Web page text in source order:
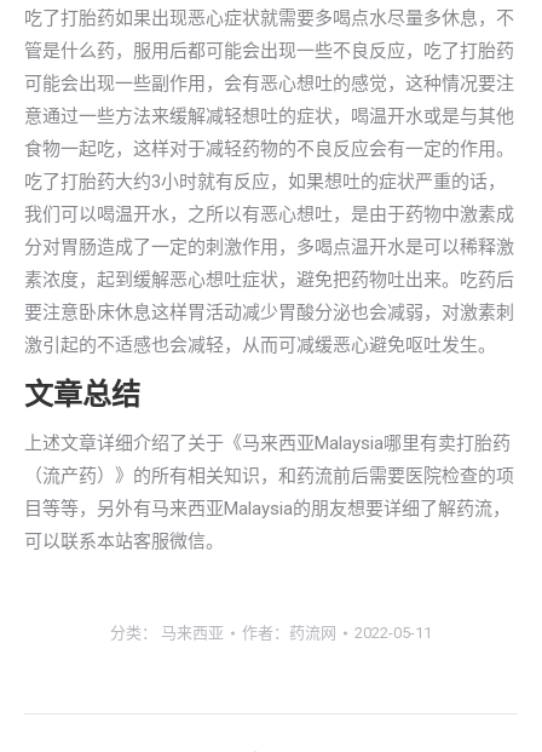
吃了打胎药如果出现恶心症状就需要多喝点水尽量多休息，不
管是什么药，服用后都可能会出现一些不良反应，吃了打胎药
可能会出现一些副作用，会有恶心想吐的感觉，这种情况要注
意通过一些方法来缓解减轻想吐的症状，喝温开水或是与其他
食物一起吃，这样对于减轻药物的不良反应会有一定的作用。
吃了打胎药大约3小时就有反应，如果想吐的症状严重的话，
我们可以喝温开水，之所以有恶心想吐，是由于药物中激素成
分对胃肠造成了一定的刺激作用，多喝点温开水是可以稀释激
素浓度，起到缓解恶心想吐症状，避免把药物吐出来。吃药后
要注意卧床休息这样胃活动减少胃酸分泌也会减弱，对激素刺
激引起的不适感也会减轻，从而可减缓恶心避免呕吐发生。
文章总结
上述文章详细介绍了关于《马来西亚Malaysia哪里有卖打胎药
（流产药）》的所有相关知识，和药流前后需要医院检查的项
目等等，另外有马来西亚Malaysia的朋友想要详细了解药流，
可以联系本站客服微信。
分类： 马来西亚 作者： 药流网 2022-05-11